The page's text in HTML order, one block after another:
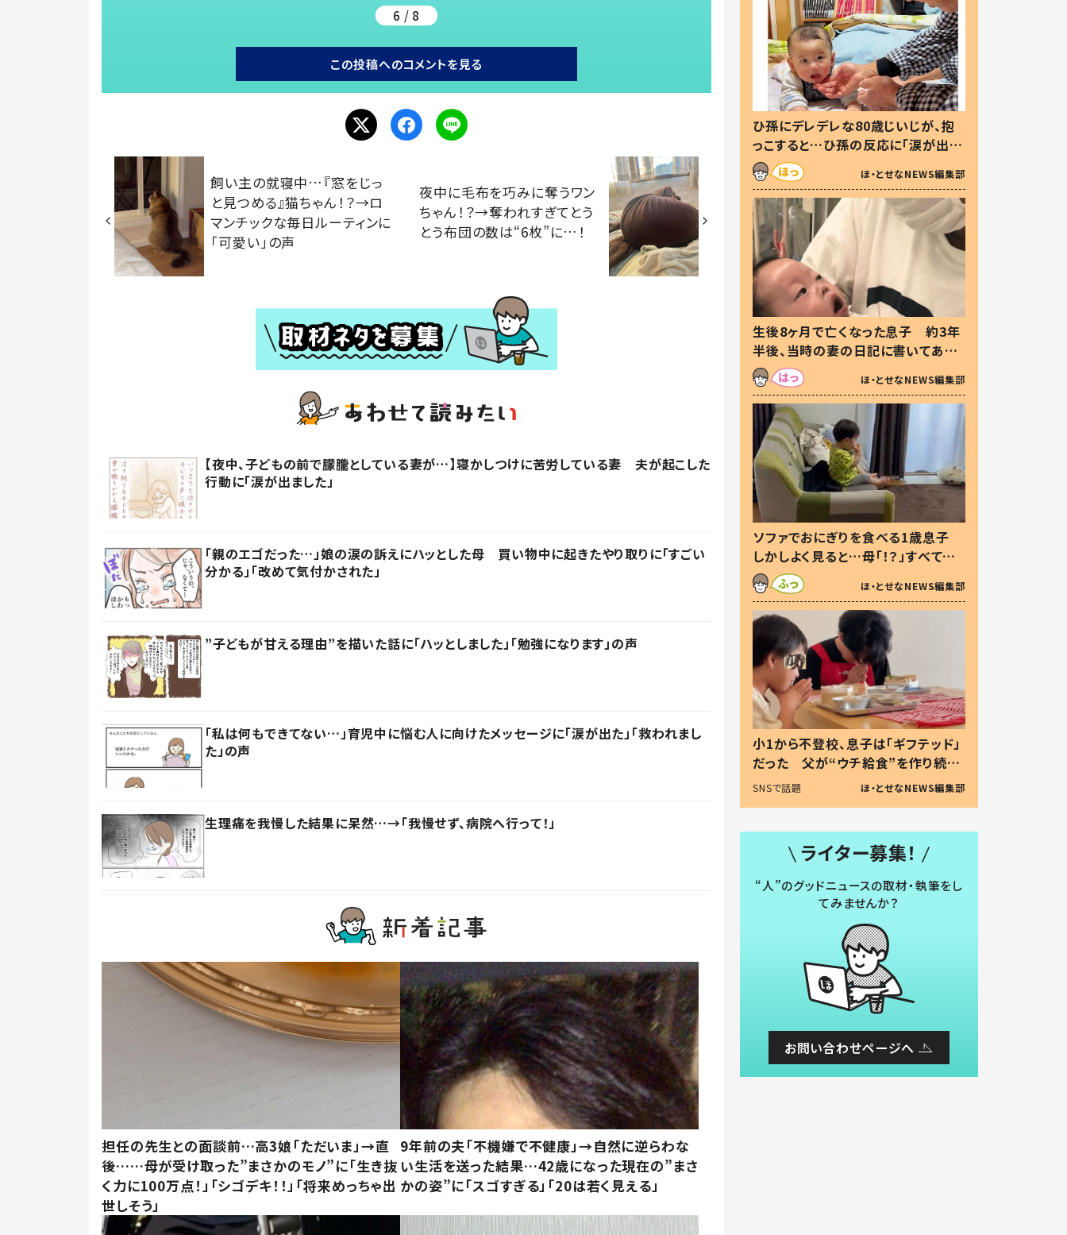
6 / 8
この投稿へのコメントを見る
飼い主の就寝中…『窓をじっ
と見つめる』猫ちゃん！？→ロ
マンチックな毎日ルーティンに
「可愛い」の声
夜中に毛布を巧みに奪うワン
ちゃん！？→奪われすぎてとう
とう布団の数は“6枚”に…！
【夜中、子どもの前で朦朧としている妻が…】寝かしつけに苦労している妻 夫が起こした
行動に「涙が出ました」
「親のエゴだった…」娘の涙の訴えにハッとした母 買い物中に起きたやり取りに「すごい
分かる」「改めて気付かされた」
”子どもが甘える理由”を描いた話に「ハッとしました」「勉強になります」の声
「私は何もできてない…」育児中に悩む人に向けたメッセージに「涙が出た」「救われまし
た」の声
生理痛を我慢した結果に呆然…→「我慢せず、病院へ行って！」
担任の先生との面談前…高3娘「ただいま」→直
後……母が受け取った”まさかのモノ”に「生き抜
く力に100万点！」「シゴデキ！！」「将来めっちゃ出
世しそう」
9年前の夫「不機嫌で不健康」→自然に逆らわな
い生活を送った結果…42歳になった現在の”まさ
かの姿”に「スゴすぎる」「20は若く見える」
ひ孫にデレデレな80歳じいじが、抱
っこすると…ひ孫の反応に「涙が出ま
した」「可愛くて仕方ない」
ほ・とせなNEWS編集部
生後8ヶ月で亡くなった息子 約3年
半後、当時の妻の日記に書いてあっ
た本音とは
ほ・とせなNEWS編集部
ソファでおにぎりを食べる1歳息子
しかしよく見ると…母「！？」すべてを
察した母の投稿に「可愛いから許
す！」「現行犯〜」
ほ・とせなNEWS編集部
小1から不登校、息子は「ギフテッド」
だった 父が“ウチ給食”を作り続け
る理由とは #令和の親 #令和の子
SNSで話題 ほ・とせなNEWS編集部
ライター募集！
“人”のグッドニュースの取材・執筆をし
てみませんか？
お問い合わせページへ